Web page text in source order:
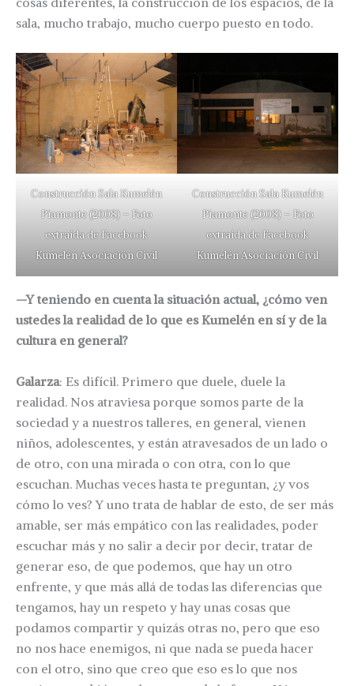
sala, mucho trabajo, mucho cuerpo puesto en todo.
Construcción Sala Kumelén
Piamonte (2008) – Foto
extraída de Facebook
Kumelén Asociación Civil
Construcción Sala Kumelén
Piamonte (2008) – Foto
extraída de Facebook
Kumelén Asociación Civil
—Y teniendo en cuenta la situación actual, ¿cómo ven
ustedes la realidad de lo que es Kumelén en sí y de la
cultura en general?
Galarza: Es difícil. Primero que duele, duele la
realidad. Nos atraviesa porque somos parte de la
sociedad y a nuestros talleres, en general, vienen
niños, adolescentes, y están atravesados de un lado o
de otro, con una mirada o con otra, con lo que
escuchan. Muchas veces hasta te preguntan, ¿y vos
cómo lo ves? Y uno trata de hablar de esto, de ser más
amable, ser más empático con las realidades, poder
escuchar más y no salir a decir por decir, tratar de
generar eso, de que podemos, que hay un otro
enfrente, y que más allá de todas las diferencias que
tengamos, hay un respeto y hay unas cosas que
podamos compartir y quizás otras no, pero que eso
no nos hace enemigos, ni que nada se pueda hacer
con el otro, sino que creo que eso es lo que nos